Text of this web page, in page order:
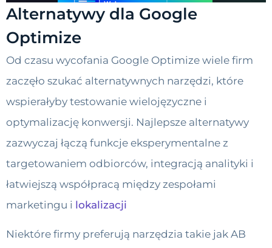
Alternatywy dla Google
Optimize
Od czasu wycofania Google Optimize wiele firm
zaczęło szukać alternatywnych narzędzi, które
wspierałyby testowanie wielojęzyczne i
optymalizację konwersji. Najlepsze alternatywy
zazwyczaj łączą funkcje eksperymentalne z
targetowaniem odbiorców, integracją analityki i
łatwiejszą współpracą między zespołami
marketingu i lokalizacji
Niektóre firmy preferują narzędzia takie jak AB